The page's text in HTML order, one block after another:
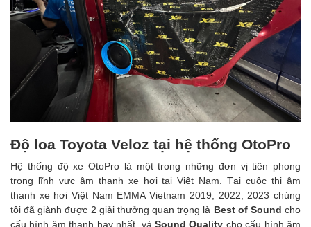
Độ loa Toyota Veloz tại hệ thống OtoPro
Hệ thống độ xe OtoPro là một trong những đơn vị tiên phong
trong lĩnh vực âm thanh xe hơi tại Việt Nam. Tại cuộc thi âm
thanh xe hơi Việt Nam EMMA Vietnam 2019, 2022, 2023 chúng
tôi đã giành được 2 giải thưởng quan trọng là Best of Sound cho
cấu hình âm thanh hay nhất, và Sound Quality cho cấu hình âm